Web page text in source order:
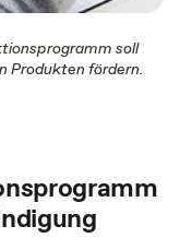
soll
Produkten fördern.